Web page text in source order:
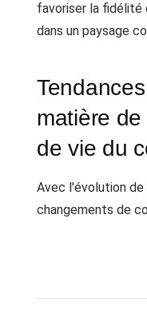
favoriser la
dans un paysage
matière
de vie du
Avec l'évolution
changements de